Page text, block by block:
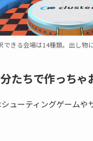
できる会場は14種類。出し物
たちで作っちゃ
ューティングゲーム